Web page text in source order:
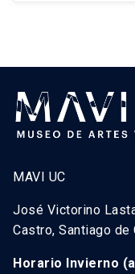
MAVI UC
José Victorino
Castro, Santiago de
Horario Invierno